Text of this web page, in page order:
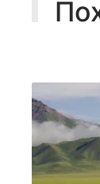
г
у
л
р
н